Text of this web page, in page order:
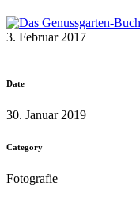
3. Februar 2017
Date
30. Januar 2019
Category
Fotografie